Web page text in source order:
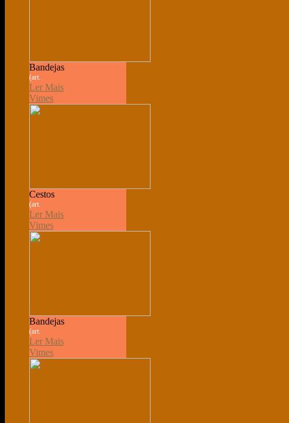
Bandejas
(art.
Ler Mais
Vimes
Cestos
(art.
Ler Mais
Vimes
Bandejas
(art.
Ler Mais
Vimes